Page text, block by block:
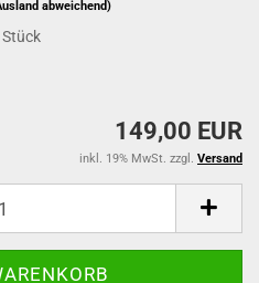
abweichend)
Stück
149,00 EUR
inkl. 19% MwSt. zzgl. Versand